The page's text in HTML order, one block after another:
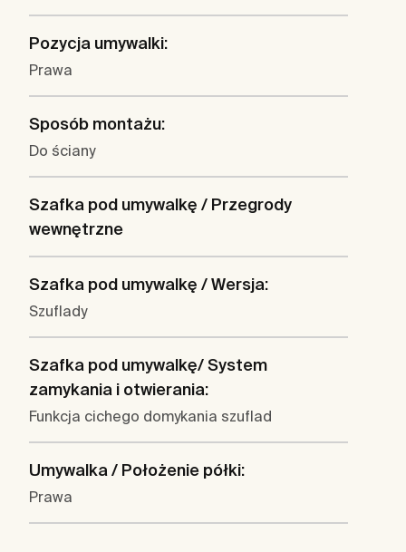
Pozycja umywalki:
Prawa
Sposób montażu:
Do ściany
Szafka pod umywalkę / Przegrody
wewnętrzne
Szafka pod umywalkę / Wersja:
Szuflady
Szafka pod umywalkę/ System
zamykania i otwierania:
Funkcja cichego domykania szuflad
Umywalka / Położenie półki:
Prawa